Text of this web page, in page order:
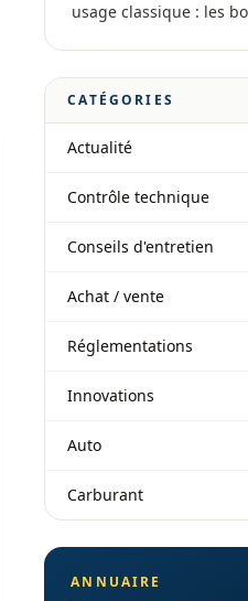
usage classique : les
CATÉGORIES
Actualité
Contrôle technique
Conseils d'entretien
Achat / vente
Réglementations
Innovations
Auto
Carburant
ANNUAIRE